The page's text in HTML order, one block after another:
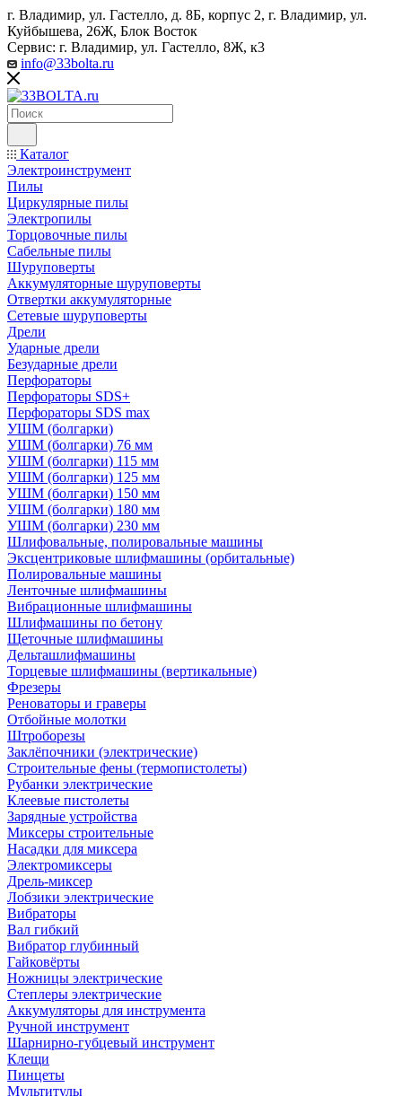
г. Владимир, ул. Гастелло, д. 8Б, корпус 2, г. Владимир, ул. ​
Куйбышева, 26Ж, Блок Восток
Сервис: г. Владимир, ул. Гастелло, 8Ж, к3
info@33bolta.ru
Каталог
Электроинструмент
Пилы
Циркулярные пилы
Электропилы
Торцовочные пилы
Сабельные пилы
Шуруповерты
Аккумуляторные шуруповерты
Отвертки аккумуляторные
Сетевые шуруповерты
Дрели
Ударные дрели
Безударные дрели
Перфораторы
Перфораторы SDS+
Перфораторы SDS max
УШМ (болгарки)
УШМ (болгарки) 76 мм
УШМ (болгарки) 115 мм
УШМ (болгарки) 125 мм
УШМ (болгарки) 150 мм
УШМ (болгарки) 180 мм
УШМ (болгарки) 230 мм
Шлифовальные, полировальные машины
Эксцентриковые шлифмашины (орбитальные)
Полировальные машины
Ленточные шлифмашины
Вибрационные шлифмашины
Шлифмашины по бетону
Щеточные шлифмашины
Дельташлифмашины
Торцевые шлифмашины (вертикальные)
Фрезеры
Реноваторы и граверы
Отбойные молотки
Штроборезы
Заклёпочники (электрические)
Строительные фены (термопистолеты)
Рубанки электрические
Клеевые пистолеты
Зарядные устройства
Миксеры строительные
Насадки для миксера
Электромиксеры
Дрель-миксер
Лобзики электрические
Вибраторы
Вал гибкий
Вибратор глубинный
Гайковёрты
Ножницы электрические
Степлеры электрические
Аккумуляторы для инструмента
Ручной инструмент
Шарнирно-губцевый инструмент
Клещи
Пинцеты
Мультитулы